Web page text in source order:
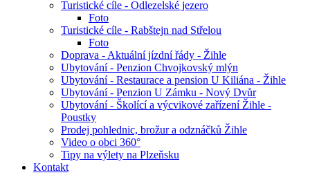
Turistické cíle - Odlezelské jezero
Foto
Turistické cíle - Rabštejn nad Střelou
Foto
Doprava - Aktuální jízdní řády - Žihle
Ubytování - Penzion Chvojkovský mlýn
Ubytování - Restaurace a pension U Kiliána - Žihle
Ubytování - Penzion U Zámku - Nový Dvůr
Ubytování - Školící a výcvikové zařízení Žihle -
Poustky
Prodej pohlednic, brožur a odznáčků Žihle
Video o obci 360°
Tipy na výlety na Plzeňsku
Kontakt